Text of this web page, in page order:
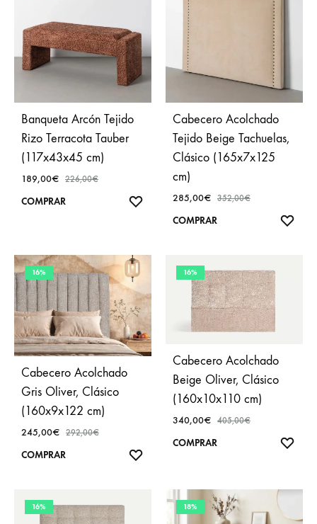
Banqueta Arcón Tejido
Rizo Terracota Tauber
(117x43x45 cm)
189,00€ 226,00€
COMPRAR
AÑADIR
Cabecero Acolchado
Tejido Beige Tachuelas,
Clásico (165x7x125
cm)
285,00€ 352,00€
COMPRAR
16%
Cabecero Acolchado
Gris Oliver, Clásico
(160x9x122 cm)
245,00€ 292,00€
COMPRAR
FAVORITOS
16%
Cabecero Acolchado
Beige Oliver, Clásico
(160x10x110 cm)
340,00€ 405,00€
COMPRAR
16% 18%